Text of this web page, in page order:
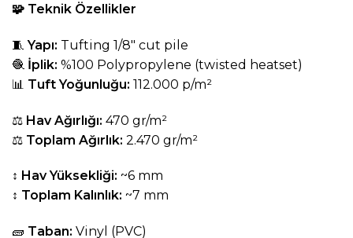
🧩 Teknik Özellikler
🧵Yapı: Tufting 1/8″ cut pile
🧶 İplik: %100 Polypropylene (twisted heatset)
📊 Tuft Yoğunluğu: 112.000 p/m²
⚖️ Hav Ağırlığı: 470 gr/m²
⚖️ Toplam Ağırlık: 2.470 gr/m²
↕️ Hav Yüksekliği: ~6 mm
↕️ Toplam Kalınlık: ~7 mm
🧱 Taban: Vinyl (PVC)